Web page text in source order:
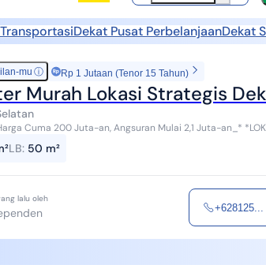
Dekat Pusat PerbelanjaanDekat
mu ⓘ Rp 1 Jutaan (Tenor 15 Tahun)
Murah Lokasi Strategis
200 Juta-an, Angsuran Mulai 2,1 Juta-an_* *LOKASI* Jl. Sebiay, Hajimena,
Lampung - La...
LB: 50 m²
lalu oleh
+628125...